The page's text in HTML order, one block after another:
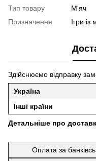
Тип товару
М'яч
Призначення
Ігри
Здійснюємо відправку
Україна
Інші країни
Детальніше про
Оплата за